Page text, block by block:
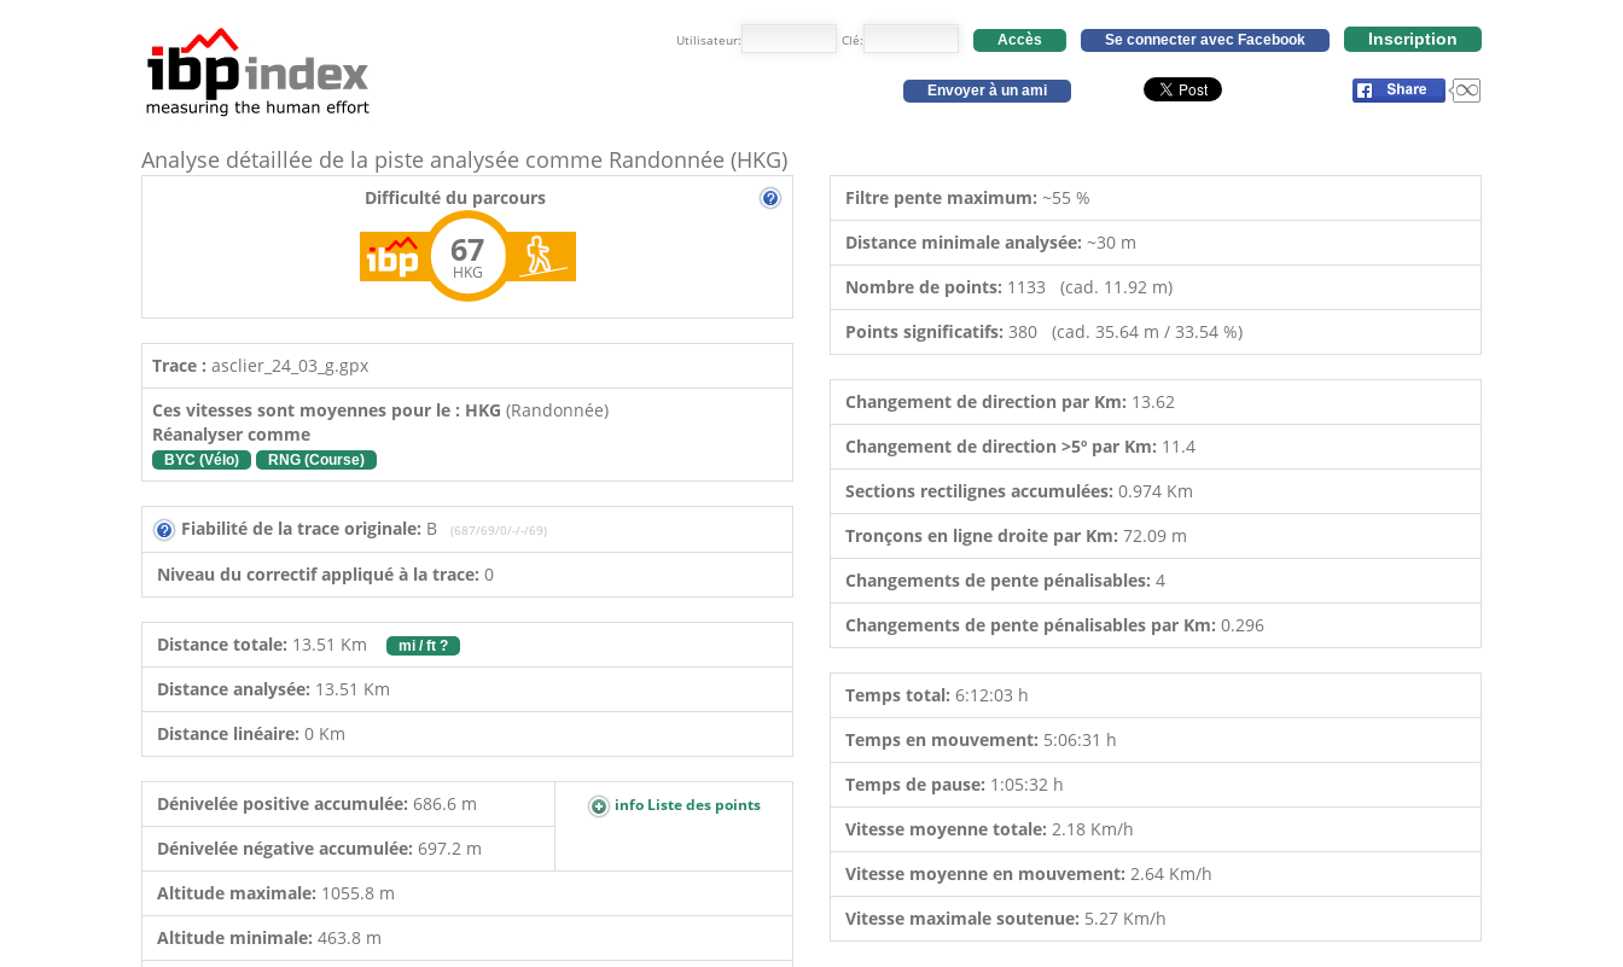
Utilisateur: Clé: Accès Se connecter avec Facebook Inscription
Envoyer à un ami
Analyse détaillée de la piste analysée comme Randonnée (HKG)
Difficulté du parcours
67
HKG
Trace : asclier_24_03_g.gpx
Ces vitesses sont moyennes pour le : HKG (Randonnée)
Réanalyser comme
BYC (Vélo) RNG (Course)
Fiabilité de la trace originale: B (687/69/0/-/-/69)
Niveau du correctif appliqué à la trace: 0
Distance totale: 13.51 Km mi / ft ?
Distance analysée: 13.51 Km
Distance linéaire: 0 Km
Dénivelée positive accumulée: 686.6 m info Liste des points
Dénivelée négative accumulée: 697.2 m
Altitude maximale: 1055.8 m
Altitude minimale: 463.8 m
Filtre pente maximum: ~55 %
Distance minimale analysée: ~30 m
Nombre de points: 1133 (cad. 11.92 m)
Points significatifs: 380 (cad. 35.64 m / 33.54 %)
Changement de direction par Km: 13.62
Changement de direction >5º par Km: 11.4
Sections rectilignes accumulées: 0.974 Km
Tronçons en ligne droite par Km: 72.09 m
Changements de pente pénalisables: 4
Changements de pente pénalisables par Km: 0.296
Temps total: 6:12:03 h
Temps en mouvement: 5:06:31 h
Temps de pause: 1:05:32 h
Vitesse moyenne totale: 2.18 Km/h
Vitesse moyenne en mouvement: 2.64 Km/h
Vitesse maximale soutenue: 5.27 Km/h